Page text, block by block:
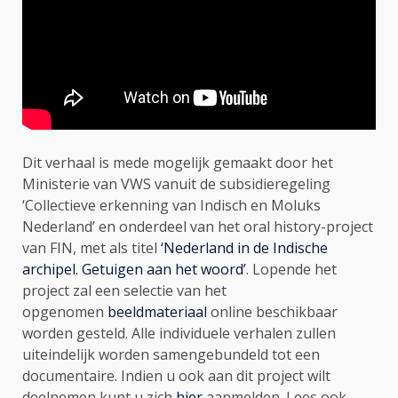
Dit verhaal is mede mogelijk gemaakt door het
Ministerie van VWS vanuit de subsidieregeling
‘Collectieve erkenning van Indisch en Moluks
Nederland’ en onderdeel van het oral history-project
van FIN, met als titel ‘Nederland in de Indische
archipel. Getuigen aan het woord’. Lopende het
project zal een selectie van het
opgenomen beeldmateriaal online beschikbaar
worden gesteld. Alle individuele verhalen zullen
uiteindelijk worden samengebundeld tot een
documentaire. Indien u ook aan dit project wilt